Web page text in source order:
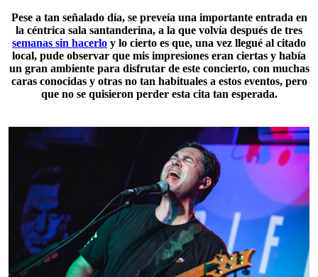
Pese a tan señalado día, se preveía una importante entrada en
la céntrica sala santanderina, a la que volvía después de tres
semanas sin hacerlo y lo cierto es que, una vez llegué al citado
local, pude observar que mis impresiones eran ciertas y había
un gran ambiente para disfrutar de este concierto, con muchas
caras conocidas y otras no tan habituales a estos eventos, pero
que no se quisieron perder esta cita tan esperada.